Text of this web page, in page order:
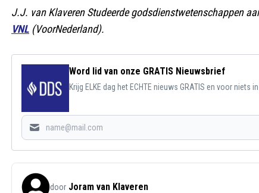
J.J. van Klaveren Studeerde godsdienstwetenschappen
VNL (VoorNederland).
Word lid van onze GRATIS Nieuwsbrief
Krijg ELKE dag het ECHTE nieuws GRATIS en voor niets
door Joram van Klaveren